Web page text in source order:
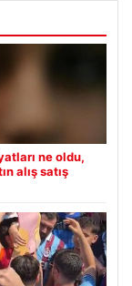
ne oldu,
alış satış